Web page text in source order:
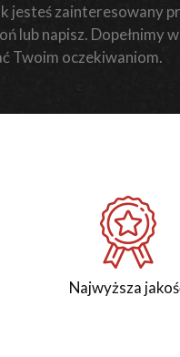
jesteś zainteresowany
lub napisz. Dopełnimy
Twoim oczekiwaniom.
Najwyższa